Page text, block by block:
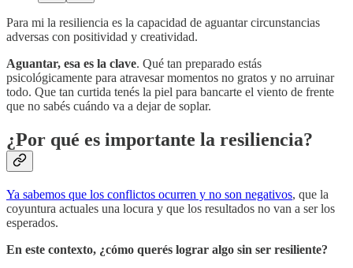
Para mi la resiliencia es la capacidad de aguantar circunstancias
adversas con positividad y creatividad.
Aguantar, esa es la clave. Qué tan preparado estás
psicológicamente para atravesar momentos no gratos y no arruinar
todo. Que tan curtida tenés la piel para bancarte el viento de frente
que no sabés cuándo va a dejar de soplar.
¿Por qué es importante la resiliencia?
Ya sabemos que los conflictos ocurren y no son negativos, que la
coyuntura actuales una locura y que los resultados no van a ser los
esperados.
En este contexto, ¿cómo querés lograr algo sin ser resiliente?